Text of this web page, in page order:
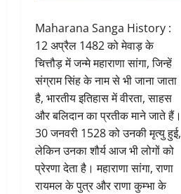
Maharana Sanga History :
12 अप्रैल 1482 को मेवाड़ के
चित्तौड़ में जन्मे महाराणा सांगा, जिन्हें
संग्राम सिंह के नाम से भी जाना जाता
है, भारतीय इतिहास में वीरता, साहस
और बलिदान का प्रतीक माने जाते हैं।
30 जनवरी 1528 को उनकी मृत्यु हुई,
लेकिन उनका शौर्य आज भी लोगों को
प्रेरणा देता है। महाराणा सांगा, राणा
रायमल के पुत्र और राणा कुम्भा के